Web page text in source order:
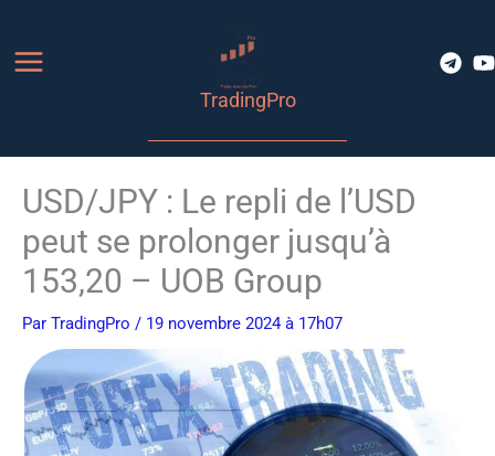
contenu
TradingPro
USD/JPY : Le repli de l’USD
peut se prolonger jusqu’à
153,20 – UOB Group
Par TradingPro / 19 novembre 2024 à 17h07